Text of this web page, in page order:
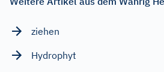
ziehen
Hydrophyt